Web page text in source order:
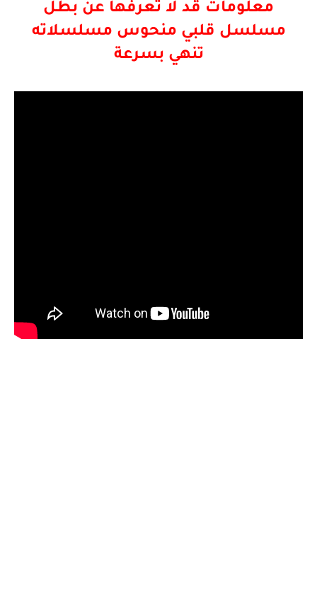
معلومات قد لا تعرفها عن بطل
مسلسل قلبي منحوس مسلسلاته
تنهي بسرعة